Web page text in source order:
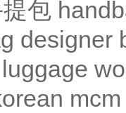
包
designer
luggage
mcm